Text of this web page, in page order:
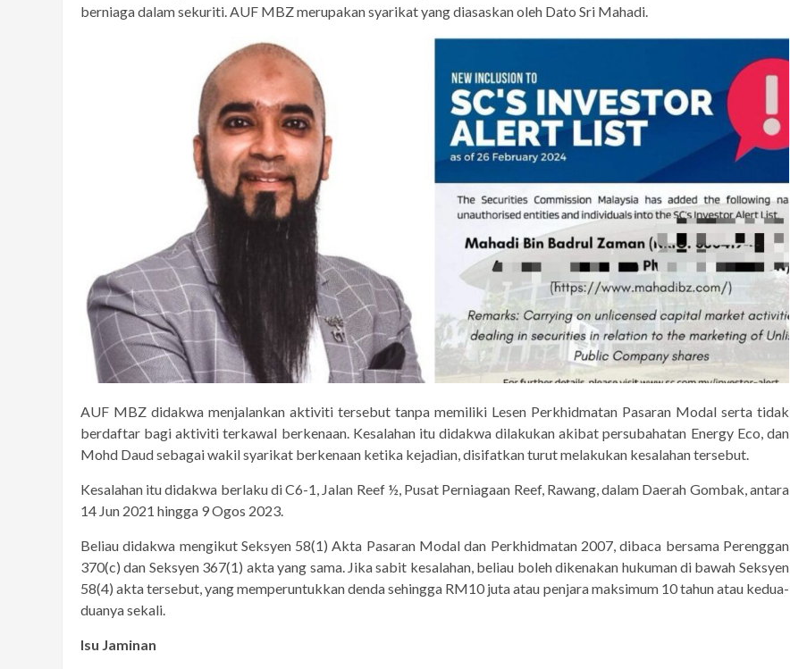
berniaga dalam sekuriti. AUF MBZ merupakan syarikat yang diasaskan oleh Dato Sri Mahadi.
AUF MBZ didakwa menjalankan aktiviti tersebut tanpa memiliki Lesen Perkhidmatan Pasaran Modal serta tidak
berdaftar bagi aktiviti terkawal berkenaan. Kesalahan itu didakwa dilakukan akibat persubahatan Energy Eco, dan
Mohd Daud sebagai wakil syarikat berkenaan ketika kejadian, disifatkan turut melakukan kesalahan tersebut.
Kesalahan itu didakwa berlaku di C6-1, Jalan Reef ½, Pusat Perniagaan Reef, Rawang, dalam Daerah Gombak, antara
14 Jun 2021 hingga 9 Ogos 2023.
Beliau didakwa mengikut Seksyen 58(1) Akta Pasaran Modal dan Perkhidmatan 2007, dibaca bersama Perenggan
370(c) dan Seksyen 367(1) akta yang sama. Jika sabit kesalahan, beliau boleh dikenakan hukuman di bawah Seksyen
58(4) akta tersebut, yang memperuntukkan denda sehingga RM10 juta atau penjara maksimum 10 tahun atau kedua-
duanya sekali.
Isu Jaminan